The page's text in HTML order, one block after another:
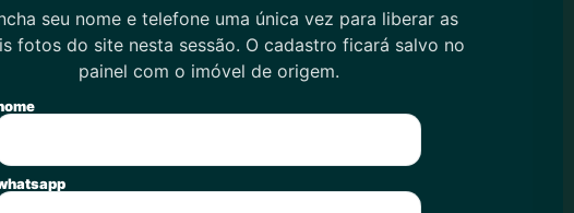
seu nome e telefone uma única vez para liberar as
fotos do site nesta sessão. O cadastro ficará salvo no
painel com o imóvel de origem.